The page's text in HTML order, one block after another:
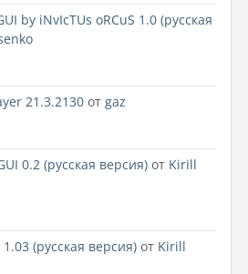
by iNvIcTUs oRCuS 1.0 (русская
21.3.2130 от gaz
0.2 (русская версия) от Kirill
1.03 (русская версия) от Kirill